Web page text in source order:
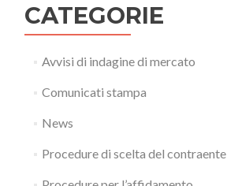
CATEGORIE
Avvisi di indagine di mercato
Comunicati stampa
News
Procedure di scelta del contraente